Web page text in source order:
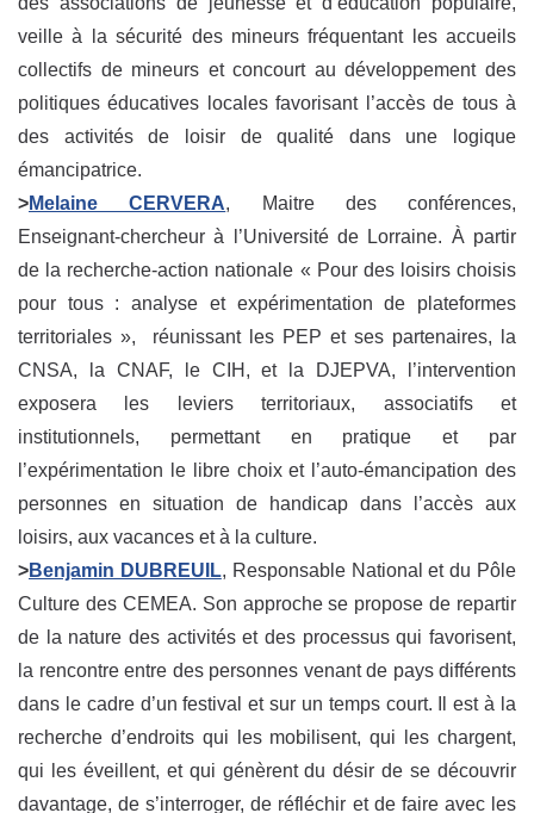
veille à la sécurité des mineurs fréquentant les accueils
collectifs de mineurs et concourt au développement des
politiques éducatives locales favorisant l’accès de tous à
des activités de loisir de qualité dans une logique
émancipatrice.
>Melaine CERVERA, Maitre des conférences,
Enseignant-chercheur à l’Université de Lorraine. À partir
de la recherche-action nationale « Pour des loisirs choisis
pour tous : analyse et expérimentation de plateformes
territoriales », réunissant les PEP et ses partenaires, la
CNSA, la CNAF, le CIH, et la DJEPVA, l’intervention
exposera les leviers territoriaux, associatifs et
institutionnels, permettant en pratique et par
l’expérimentation le libre choix et l’auto-émancipation des
personnes en situation de handicap dans l’accès aux
loisirs, aux vacances et à la culture.
>Benjamin DUBREUIL, Responsable National et du Pôle
Culture des CEMEA. Son approche se propose de repartir
de la nature des activités et des processus qui favorisent,
la rencontre entre des personnes venant de pays différents
dans le cadre d’un festival et sur un temps court. Il est à la
recherche d’endroits qui les mobilisent, qui les chargent,
qui les éveillent, et qui génèrent du désir de se découvrir
davantage, de s’interroger, de réfléchir et de faire avec les